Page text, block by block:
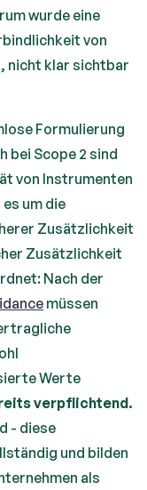
wurde eine
von
nicht klar sichtbar
Formulierung
bei Scope 2 sind
von Instrumenten
um die
Zusätzlichkeit
Zusätzlichkeit
Nach der
müssen
Werte
verpflichtend.
- diese
und bilden
als